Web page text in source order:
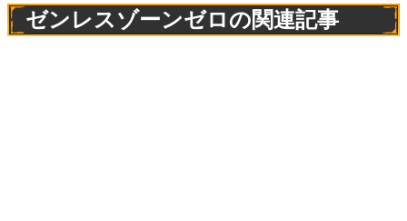
ゼンレスゾーンゼロの関連記事